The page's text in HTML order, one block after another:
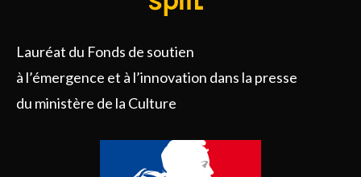
Lauréat du Fonds de soutien
à l’émergence et à l’innovation dans la presse
du ministère de la Culture